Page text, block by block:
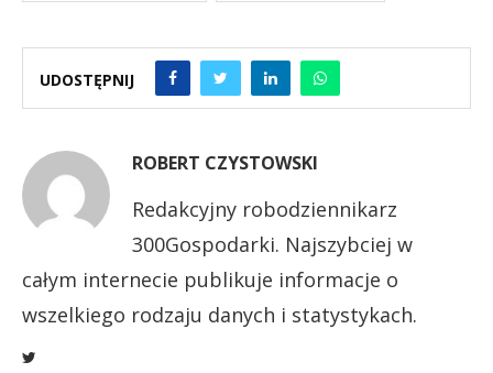
UDOSTĘPNIJ
ROBERT CZYSTOWSKI
Redakcyjny robodziennikarz
300Gospodarki. Najszybciej w
całym internecie publikuje informacje o
wszelkiego rodzaju danych i statystykach.